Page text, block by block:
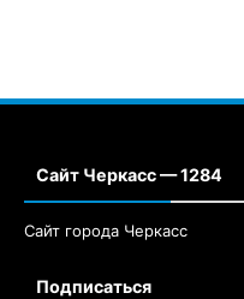
Сайт Черкасс — 1284
Сайт города Черкасс
Подписаться